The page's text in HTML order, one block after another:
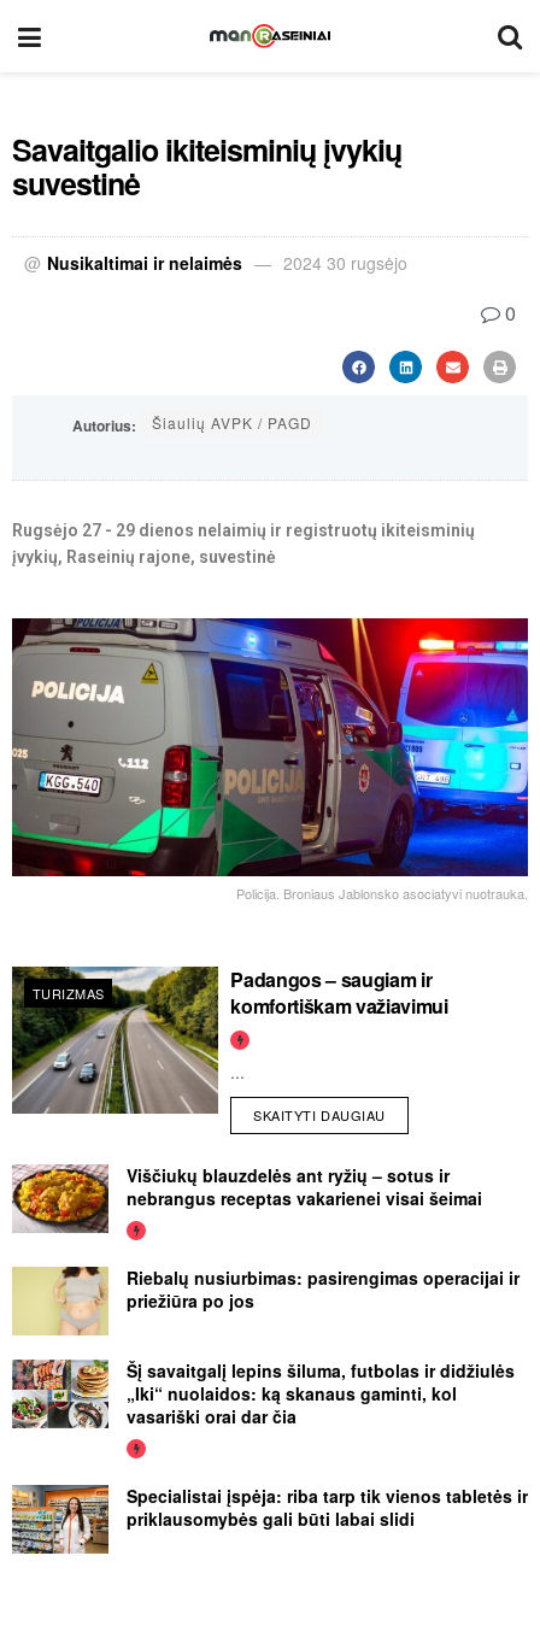
Savaitgalio ikiteisminių įvykių
suvestinė
@ Nusikaltimai ir nelaimės 2024 30 rugsėjo
0
Autorius: Šiaulių AVPK / PAGD
Rugsėjo 27 - 29 dienos nelaimių ir registruotų ikiteisminių
įvykių, Raseinių rajone, suvestinė
Policija. Broniaus Jablonsko asociatyvi nuotrauka.
TURIZMAS
Padangos – saugiam ir
komfortiškam važiavimui
...
SKAITYTI DAUGIAU
Viščiukų blauzdelės ant ryžių – sotus ir
nebrangus receptas vakarienei visai šeimai
Riebalų nusiurbimas: pasirengimas operacijai ir
priežiūra po jos
Šį savaitgalį lepins šiluma, futbolas ir didžiulės
„Iki“ nuolaidos: ką skanaus gaminti, kol
vasariški orai dar čia
Specialistai įspėja: riba tarp tik vienos tabletės ir
priklausomybės gali būti labai slidi